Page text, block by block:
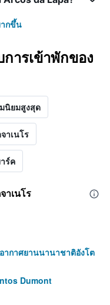
กขึ้น
ารเข้าพักของ
นิยมสูงสุด
าเนโร
ร์ค
าเนโร
ากาศยานนานาชาติอังโต
Dumont